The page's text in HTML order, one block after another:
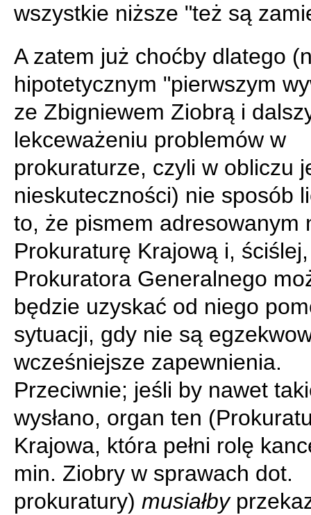
wszystkie niższe "też są
A zatem już choćby dlatego
hipotetycznym "pierwszym
ze Zbigniewem Ziobrą i
lekceważeniu problemów w
prokuraturze, czyli w obliczu
nieskuteczności) nie sposób
to, że pismem adresowanym
Prokuraturę Krajową i,
Prokuratora Generalnego
będzie uzyskać od niego
sytuacji, gdy nie są
wcześniejsze zapewnienia.
Przeciwnie; jeśli by nawet
wysłano, organ ten
Krajowa, która pełni rolę
min. Ziobry w sprawach dot.
prokuratury) musiałby